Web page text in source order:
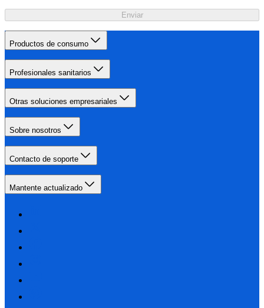
Enviar
Productos de consumo
Profesionales sanitarios
Otras soluciones empresariales
Sobre nosotros
Contacto de soporte
Mantente actualizado